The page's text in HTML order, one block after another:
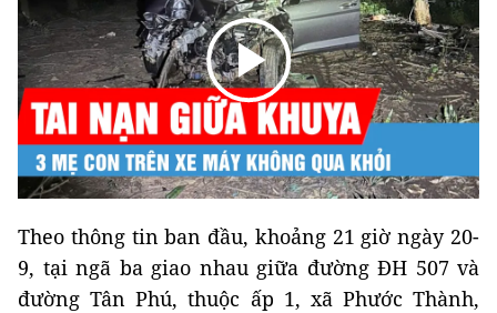
Theo thông tin ban đầu, khoảng 21 giờ ngày 20-
9, tại ngã ba giao nhau giữa đường ĐH 507 và
đường Tân Phú, thuộc ấp 1, xã Phước Thành,